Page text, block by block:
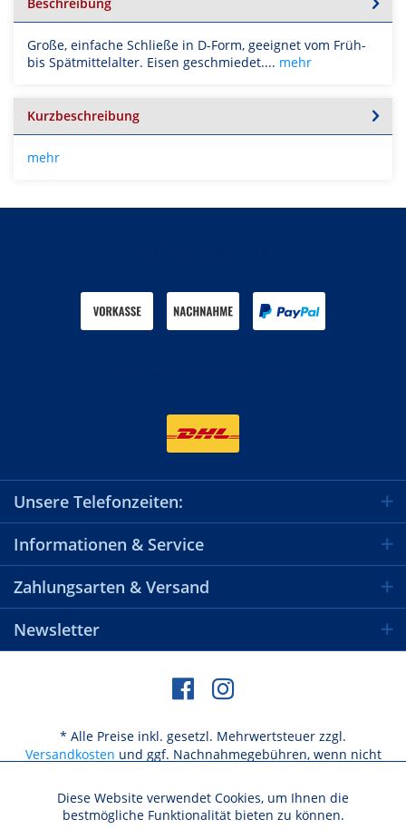
Große, einfache Schließe in D-Form, geeignet vom Früh-
bis Spätmittelalter. Eisen geschmiedet.... mehr
Kurzbeschreibung
mehr
Unsere Telefonzeiten:
Informationen & Service
Zahlungsarten & Versand
Newsletter
* Alle Preise inkl. gesetzl. Mehrwertsteuer zzgl.
Versandkosten und ggf. Nachnahmegebühren, wenn nicht
Funktionale
Aktiv
Diese Website verwendet Cookies, um Ihnen die
bestmögliche Funktionalität bieten zu können.